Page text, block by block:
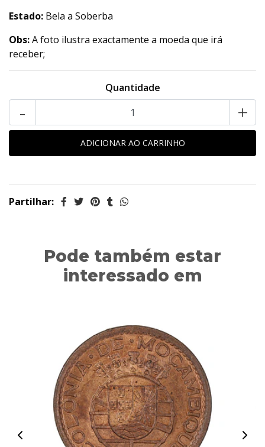
Estado: Bela a Soberba
Obs:A foto ilustra exactamente a moeda que irá
receber;
Quantidade
- +
Partilhar:
Pode também estar
interessado em